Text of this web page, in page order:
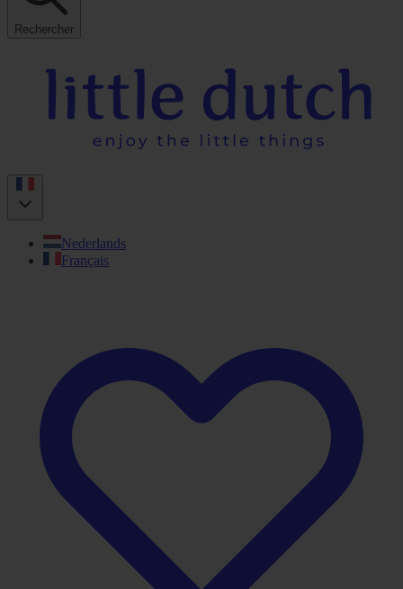
Rechercher
Nederlands
Français